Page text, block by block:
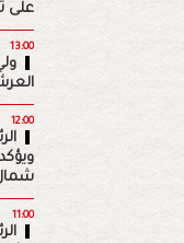
على
13:00
12:00
شمال
11:00